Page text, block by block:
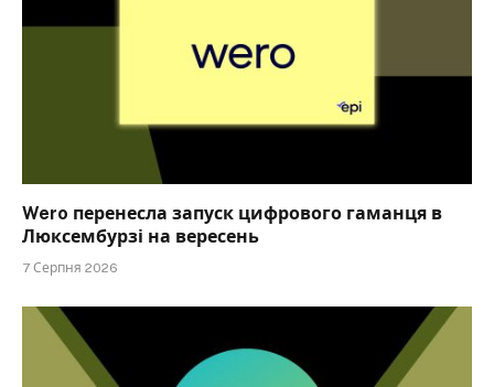
Wero перенесла запуск цифрового гаманця в
Люксембурзі на вересень
7 Серпня 2026